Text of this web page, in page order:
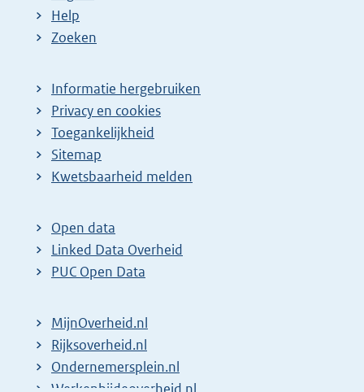
Help
Zoeken
Informatie hergebruiken
Privacy en cookies
Toegankelijkheid
Sitemap
Kwetsbaarheid melden
Open data
Linked Data Overheid
PUC Open Data
MijnOverheid.nl
Rijksoverheid.nl
Ondernemersplein.nl
Werkenbijdeoverheid.nl